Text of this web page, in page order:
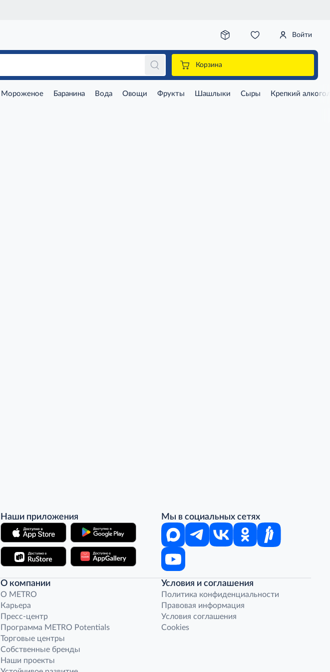
Войти
Корзина
Мороженое Баранина Вода Овощи Фрукты Шашлыки Сыры Крепкий
Наши приложения Мы в социальных сетях
О компании
O METRO
Карьера
Пресс-центр
Программа METRO Potentials
Торговые центры
Собственные бренды
Наши проекты
Условия и соглашения
Политика конфиденциальности
Правовая информация
Условия соглашения
Cookies